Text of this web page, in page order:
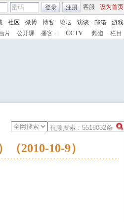
客服 设为首页
登录 注册
社区 微博 博客 论坛 访谈 邮箱
游戏
片 公开课 播客 CCTV 频道 栏目
2010-10-9）